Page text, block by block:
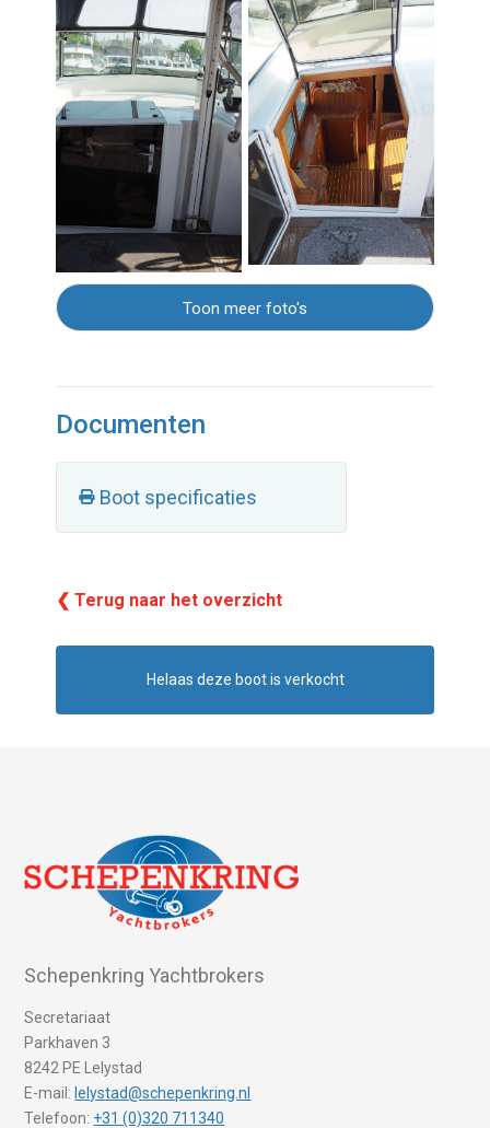
Toon meer foto's
Documenten
Boot specificaties
❮ Terug naar het overzicht
Helaas deze boot is verkocht
Schepenkring Yachtbrokers
Secretariaat
Parkhaven 3
8242 PE Lelystad
E-mail: lelystad@schepenkring.nl
Telefoon: +31 (0)320 711340